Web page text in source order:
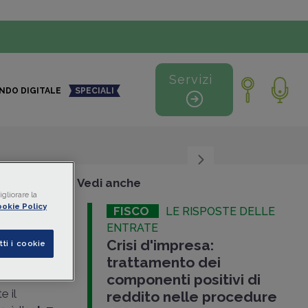
DIGITALE SPECIALI
Servizi
della
il
Vedi anche
FISCO
LE RISPOSTE DELLE
ENTRATE
Crisi d'impresa:
trattamento dei
componenti positivi di
reddito nelle procedure
la
Policy
i cookie